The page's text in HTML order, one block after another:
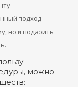
подход
но и подарить
можно